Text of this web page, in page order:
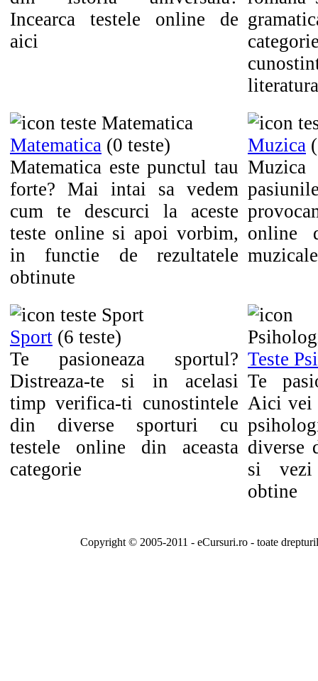
Incearca testele online de
aici
Matematica (0 teste)
Matematica este punctul tau
forte? Mai intai sa vedem
cum te descurci la aceste
teste online si apoi vorbim,
in functie de rezultatele
obtinute
Muzica
online
muzicale
Sport (6 teste)
Te pasioneaza sportul?
Distreaza-te si in acelasi
timp verifica-ti cunostintele
din diverse sporturi cu
testele online din aceasta
categorie
Teste
Te
Aici vei
diverse
si
obtine
Copyright © 2005-2011 - eCursuri.ro - toate